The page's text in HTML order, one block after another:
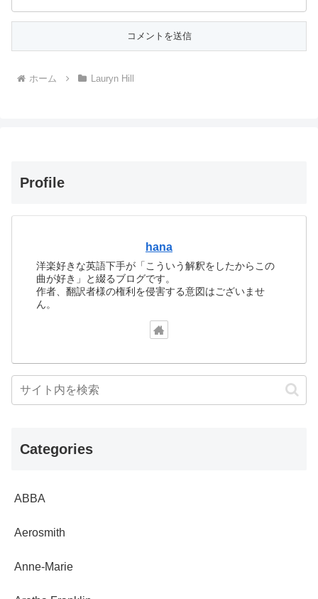
ホーム Lauryn Hill
Profile
hana
洋楽好きな英語下手が「こういう解釈をしたからこの
曲が好き」と綴るブログです。
作者、翻訳者様の権利を侵害する意図はございませ
ん。
Categories
ABBA
Aerosmith
Anne-Marie